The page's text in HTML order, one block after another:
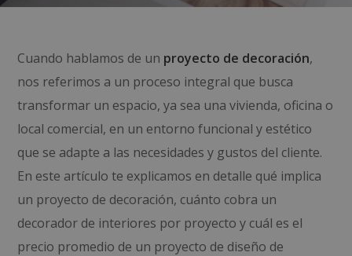
Cuando hablamos de un proyecto de decoración,
nos referimos a un proceso integral que busca
transformar un espacio, ya sea una vivienda, oficina o
local comercial, en un entorno funcional y estético
que se adapte a las necesidades y gustos del cliente.
En este artículo te explicamos en detalle qué implica
un proyecto de decoración, cuánto cobra un
decorador de interiores por proyecto y cuál es el
precio promedio de un proyecto de diseño de